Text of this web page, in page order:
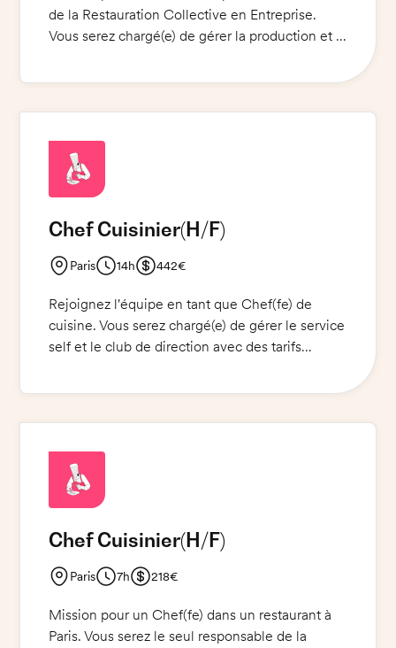
de la Restauration Collective en Entreprise.
Vous serez chargé(e) de gérer la production et la
également respecter les normes d'hygiène et
niveau de qualité. La tenue de cuisine et des
chaussures de sécurité sont obligatoires. Si
vous êtes prêt(e) à relever ce défi, n'hésitez pas
Chef Cuisinier(H/F)
Paris 14h 442€
Rejoignez l'équipe en tant que Chef(fe) de
cuisine. Vous serez chargé(e) de gérer le service
self et le club de direction avec des tarifs
assurer la préparation et la mise en place des
charge du contrôle des inventaires et des
commandes. Votre mission sera de créer des
recettes originales et savoureuses.
Chef Cuisinier(H/F)
Paris 7h 218€
Mission pour un Chef(fe) dans un restaurant à
Paris. Vous serez le seul responsable de la